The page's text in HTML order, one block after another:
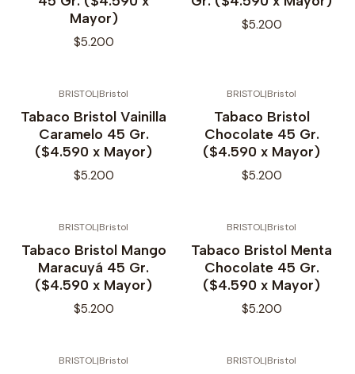
Mayor)
$5.200
$5.200
BRISTOL|Bristol
Tabaco Bristol Vainilla
Caramelo 45 Gr.
($4.590 x Mayor)
$5.200
BRISTOL|Bristol
Tabaco Bristol
Chocolate 45 Gr.
($4.590 x Mayor)
$5.200
BRISTOL|Bristol
Tabaco Bristol Mango
Maracuyá 45 Gr.
($4.590 x Mayor)
$5.200
BRISTOL|Bristol
Tabaco Bristol Menta
Chocolate 45 Gr.
($4.590 x Mayor)
$5.200
BRISTOL|Bristol BRISTOL|Bristol